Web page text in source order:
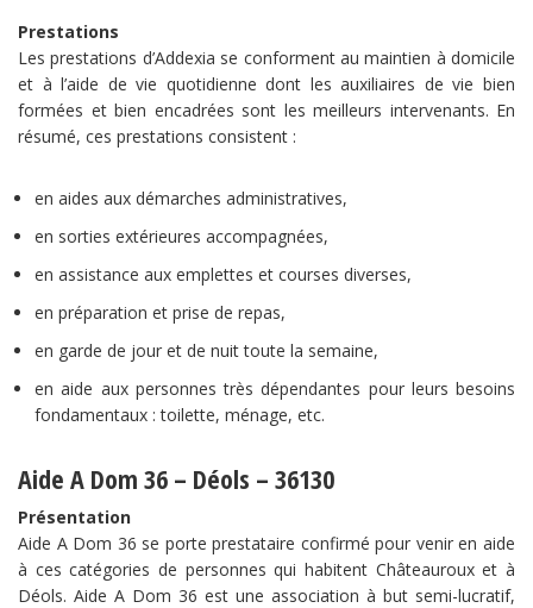
Prestations
Les prestations d’Addexia se conforment au maintien à domicile
et à l’aide de vie quotidienne dont les auxiliaires de vie bien
formées et bien encadrées sont les meilleurs intervenants. En
résumé, ces prestations consistent :
en aides aux démarches administratives,
en sorties extérieures accompagnées,
en assistance aux emplettes et courses diverses,
en préparation et prise de repas,
en garde de jour et de nuit toute la semaine,
en aide aux personnes très dépendantes pour leurs besoins
fondamentaux : toilette, ménage, etc.
Aide A Dom 36 – Déols – 36130
Présentation
Aide A Dom 36 se porte prestataire confirmé pour venir en aide
à ces catégories de personnes qui habitent Châteauroux et à
Déols. Aide A Dom 36 est une association à but semi-lucratif,